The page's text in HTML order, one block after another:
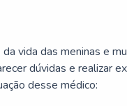
vida das meninas e
dúvidas e realizar
desse médico: